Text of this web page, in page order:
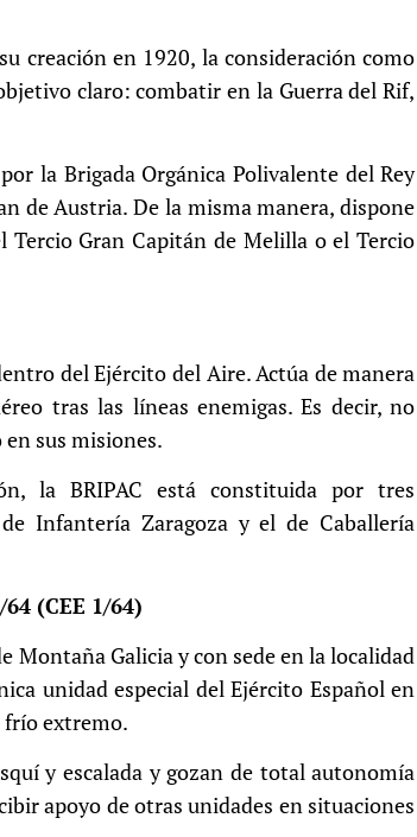
creación en 1920, la consideración como
claro: combatir en la Guerra del Rif,
la Brigada Orgánica Polivalente del Rey
de Austria. De la misma manera, dispone
Tercio Gran Capitán de Melilla o el Tercio
del Ejército del Aire. Actúa de manera
tras las líneas enemigas. Es decir, no
sus misiones.
la BRIPAC está constituida por tres
Infantería Zaragoza y el de Caballería
(CEE 1/64)
Montaña Galicia y con sede en la localidad
unidad especial del Ejército Español en
frío extremo.
y escalada y gozan de total autonomía
apoyo de otras unidades en situaciones